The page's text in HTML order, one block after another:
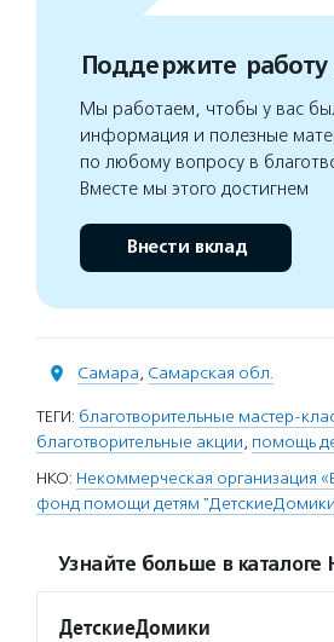
Поддержите
Мы работаем, чтобы у вас
информация и полезные
по любому вопросу в
Вместе мы этого достигнем
Внести вклад
Самара, Самарская обл.
ТЕГИ: благотворительные мастер-
благотворительные акции, помощь
НКО: Некоммерческая организация
фонд помощи детям
Узнайте больше в каталоге
ДетскиеДомики